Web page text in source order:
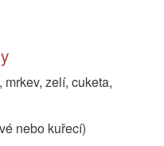
zelí, cuketa,
nebo kuřecí)